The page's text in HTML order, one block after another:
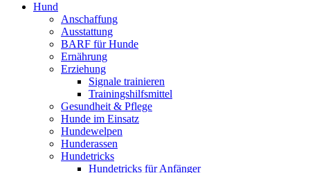
Hund
Anschaffung
Ausstattung
BARF für Hunde
Ernährung
Erziehung
Signale trainieren
Trainingshilfsmittel
Gesundheit & Pflege
Hunde im Einsatz
Hundewelpen
Hunderassen
Hundetricks
Hundetricks für Anfänger